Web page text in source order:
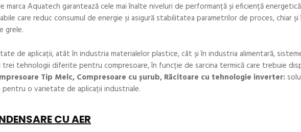
marca Aquatech garantează cele mai înalte niveluri de performanță și eficiență energetică
care reduc consumul de energie și asigură stabilitatea parametrilor de proces, chiar și
grele.
de aplicații, atât în ​​industria materialelor plastice, cât și în industria alimentară,
tehnologii diferite pentru compresoare, în funcție de sarcina termică care trebuie
Tip Melc, Compresoare cu șurub, Răcitoare cu tehnologie inverter:
o varietate de aplicații industriale.
CU AER